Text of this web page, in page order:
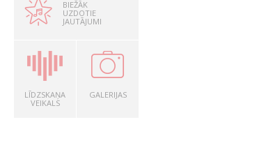
BIEŽĀK
UZDOTIE
JAUTĀJUMI
LĪDZSKAŅA
VEIKALS
GALERIJAS